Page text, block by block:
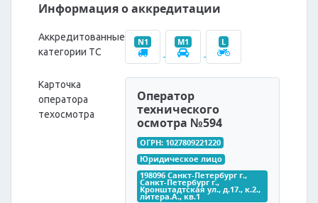
Информация о аккредитации
Аккредитованные
категории ТС
N1 M1 L
Карточка
оператора
техосмотра
Оператор
технического
осмотра №594
ОГРН: 1027809221220
Юридическое лицо
198096 Санкт-Петербург г.,
Санкт-Петербург г.,
Кронштадтская ул., д.17., к.2.,
литера.А., кв.1